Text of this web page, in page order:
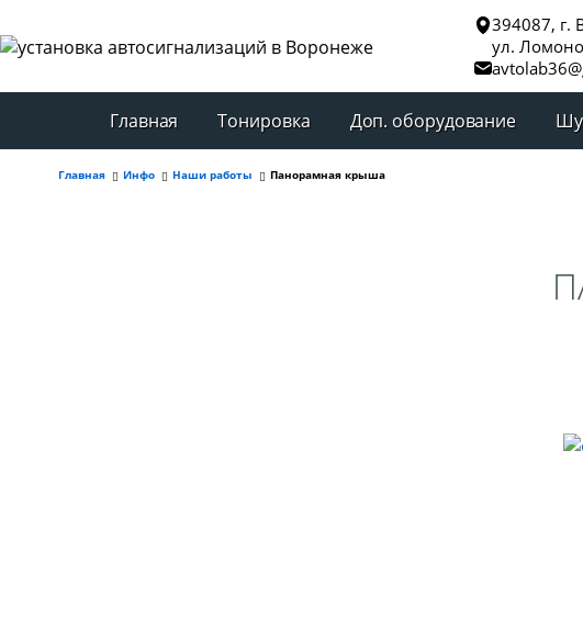
394087, г.
ул.
Главная Тонировка Доп. оборудование
Главная Инфо Наши работы Панорамная крыша